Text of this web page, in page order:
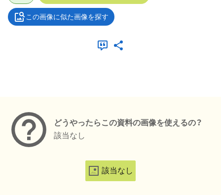
この画像に似た画像を探す
どうやったらこの資料の画像を使えるの？
該当なし
該当なし